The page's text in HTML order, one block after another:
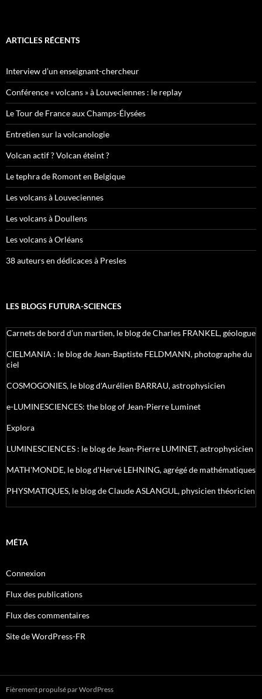
ARTICLES RÉCENTS
Interview d’un enseignant-chercheur
Conférence « volcans » à Louveciennes : le replay
Le Tour de France aux Champs-Élysées
Entretien sur la volcanologie
Volcan actif ? Volcan éteint ?
Le tephra de Romont en Belgique
Les volcans à Louveciennes
Les volcans à Doullens
Les volcans à Orléans
38 auteurs en dédicaces à Presles
LES BLOGS FUTURA-SCIENCES
Carnets de bord d’un martien, le blog de Charles FRANKEL, géologue
CIELMANIA : le blog de Jean-Baptiste FELDMANN, photographe du
ciel
COSMOGONIES, le blog d'Aurélien BARRAU, astrophysicien
e-LUMINESCIENCES: the blog of Jean-Pierre Luminet
Explora
LUMINESCIENCES : le blog de Jean-Pierre LUMINET, astrophysicien
MATH'MONDE, le blog d'Hervé LEHNING, agrégé de mathématiques
PHYSMATIQUES, le blog de Claude ASLANGUL, physicien théoricien
MÉTA
Connexion
Flux des publications
Flux des commentaires
Site de WordPress-FR
Fièrement propulsé par WordPress